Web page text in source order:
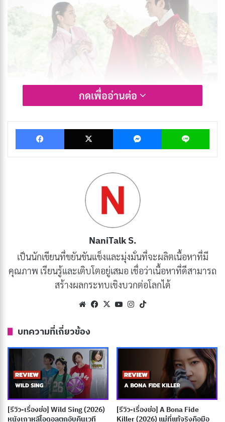
ทุกคนที่อาศัยอยู่ในวังต่างก็มีความลับ บงฮวานเป็นเชฟที่
ทำงานในทำเนียบยุคปัจจุบัน เขามีพรสวรรค์มากจน
ด้วย เพียงแค่สังเกตว่าพวกเขาเลือกอะไรเป็นเครื่องเคียง
อย่างไรก็ดี เขาดันมาอยู่ในร่างของคิมโซยง ราชินีแห่งยุคโช
ซอน และพบกับพระเจ้าชอลจง ราชาสองหน้าผู้มีความลับ
มากมาย ในตอนแรก พวกเขาพยายามเข้าใจอีกฝ่ายอย่าง
ยากลำบาก แต่ทว่า ตลอดทั้งละครเรื่องนี้ ทั้งสองแสดงให้
เห็นว่าการแต่งงานปลอม ๆ เปลี่ยนให้พวกเขากลายเป็น
สหายในยามยากหลังจากอดทนกับการเผชิญหน้าความจริง
[รีวิว-เรื่องย่อ] Big Chicken: A Fast Food
Conspiracy สารคดีกินไก่ทอด 28 วัน สะเทือนวง
การฟาสต์ฟู้ด
เผยแพร่เมื่อ: 3 วัน ที่ผ่านมา
[รีวิว-เรื่องย่อ] Inside The Trustor Scandal สารคดี
กดเพื่ออ่านต่อ
Facebook X Messenger Line
NaniTalk S.
เป็นนักเขียนที่ขยันขันแข็งและมุ่งมั่นที่จะผลิตเนื้อหาที่มี
คุณภาพ เรียนรู้และเติบโตอยู่เสมอ เชื่อว่าเนื้อหาที่ดีสามารถ
สร้างผลกระทบเชิงบวกต่อโลกได้
WebsiteFacebook
X YouTubeInstagram
บทความที่เกี่ยวข้อง
[รีวิว-เรื่องย่อ] Wild Sing (2026)
หนังเกาหลีไอดอลตกอับคืนเวที
[รีวิว-เรื่องย่อ] A Bona Fide
Killer (2026) แม่ที่แท้จริงคือมือ